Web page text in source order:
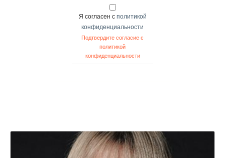
Я согласен с политикой
конфиденциальности
Подтвердите согласие с
политикой
конфиденциальности